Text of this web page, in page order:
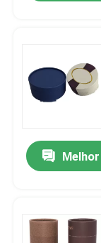
Quem Somos
Produtos